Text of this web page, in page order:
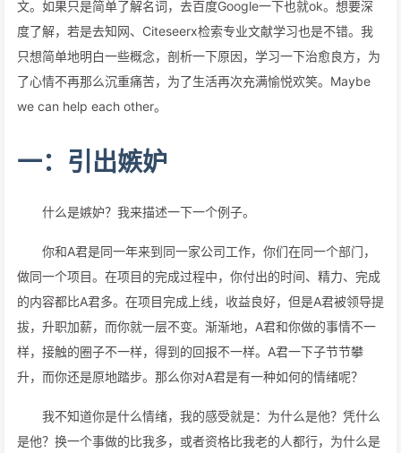
文。如果只是简单了解名词，去百度Google一下也就ok。想要深
度了解，若是去知网、Citeseerx检索专业文献学习也是不错。我
只想简单地明白一些概念，剖析一下原因，学习一下治愈良方，为
了心情不再那么沉重痛苦，为了生活再次充满愉悦欢笑。Maybe
we can help each other。
一：引出嫉妒
什么是嫉妒？我来描述一下一个例子。
你和A君是同一年来到同一家公司工作，你们在同一个部门，
做同一个项目。在项目的完成过程中，你付出的时间、精力、完成
的内容都比A君多。在项目完成上线，收益良好，但是A君被领导提
拔，升职加薪，而你就一层不变。渐渐地，A君和你做的事情不一
样，接触的圈子不一样，得到的回报不一样。A君一下子节节攀
升，而你还是原地踏步。那么你对A君是有一种如何的情绪呢？
我不知道你是什么情绪，我的感受就是：为什么是他？凭什么
是他？换一个事做的比我多，或者资格比我老的人都行，为什么是